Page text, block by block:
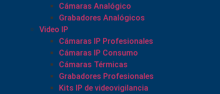
Cámaras Analógico
Grabadores Analógicos
Video IP
Cámaras IP Profesionales
Cámaras IP Consumo
Cámaras Térmicas
Grabadores Profesionales
Kits IP de videovigilancia